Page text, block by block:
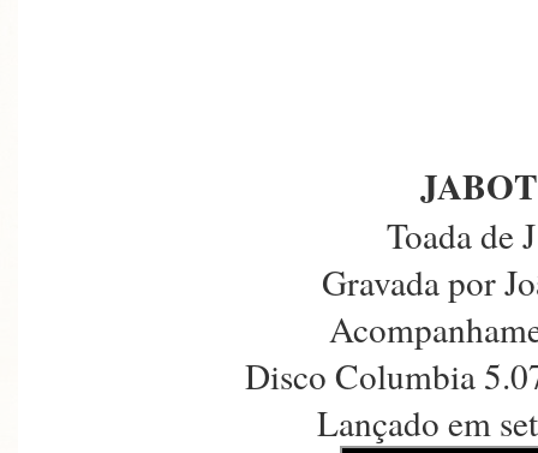
Toada de
Gravada por
Disco Columbia
Lançado em